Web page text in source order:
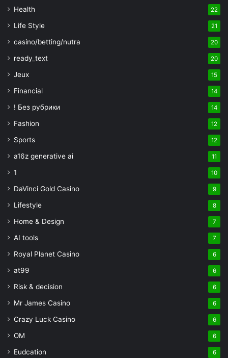
Health 22
Life Style 21
casino/betting/nutra 20
ready_text 20
Jeux 15
Financial 14
! Без рубрики 14
Fashion 12
Sports 12
a16z generative ai 11
1 10
DaVinci Gold Casino 9
Lifestyle 8
Home & Design 7
AI tools 7
Royal Planet Casino 6
at99 6
Risk & decision 6
Mr James Casino 6
Crazy Luck Casino 6
OM 6
Eudcation 6